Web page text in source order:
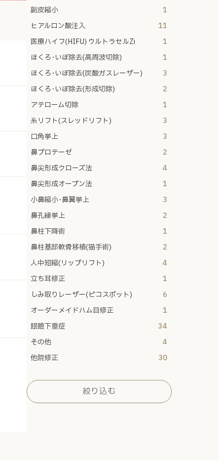
副皮縮小
1
ヒアルロン酸注入
11
医療ハイフ(HIFU) ウルトラセルZi
1
ほくろ･いぼ除去(高周波切除)
1
ほくろ･いぼ除去(炭酸ガスレーザー)
3
ほくろ･いぼ除去(形成切除)
2
アテローム切除
1
糸リフト(スレッドリフト)
3
口角挙上
3
鼻プロテーゼ
2
鼻尖形成クローズ法
4
鼻尖形成オープン法
1
小鼻縮小･鼻翼挙上
3
鼻孔縁挙上
2
鼻柱下降術
1
鼻柱基部軟骨移植(猫手術)
2
人中短縮(リップリフト)
4
立ち耳修正
1
しみ取りレーザー(ピコスポット)
6
オーダーメイドハム目修正
1
眼瞼下垂症
34
その他
4
他院修正
30
絞り込む